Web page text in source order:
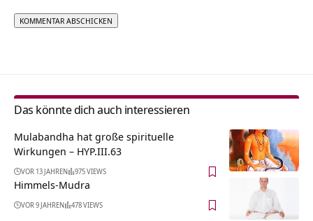
Das könnte dich auch interessieren
Mulabandha hat große spirituelle
Wirkungen – HYP.III.63
VOR 13 JAHREN 975 VIEWS
Himmels-Mudra
VOR 9 JAHREN 478 VIEWS